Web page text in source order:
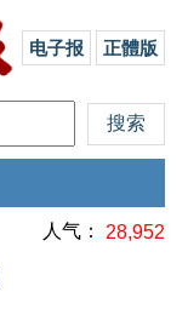
电子报 正體版
人气： 28,952